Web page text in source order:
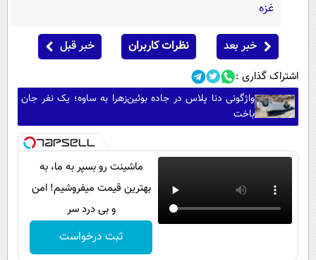
غزه
خبر بعد نظرات کاربران خبر قبل
اشتراک گذاری :
واژگونی دنا پلاس در جاده بوئین‌زهرا به ساوه؛ یک نفر جان
باخت
ماشینت رو بسپر به ما، به
بهترین قیمت میفروشیم! امن
و بی درد سر
ثبت درخواست